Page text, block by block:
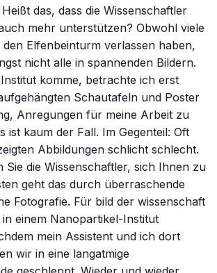
das, dass die Wissenschaftler
mehr unterstützen? Obwohl viele
Elfenbeinturm verlassen haben,
nicht alle in spannenden Bildern.
komme, betrachte ich erst
Schautafeln und Poster
Anregungen für meine Arbeit zu
ist kaum der Fall. Im Gegenteil: Oft
Abbildungen schlicht schlecht.
Sie die Wissenschaftler, sich Ihnen zu
geht das durch überraschende
Fotografie. Für bild der wissenschaft
einem Nanopartikel-Institut
mein Assistent und ich dort
wir in eine langatmige